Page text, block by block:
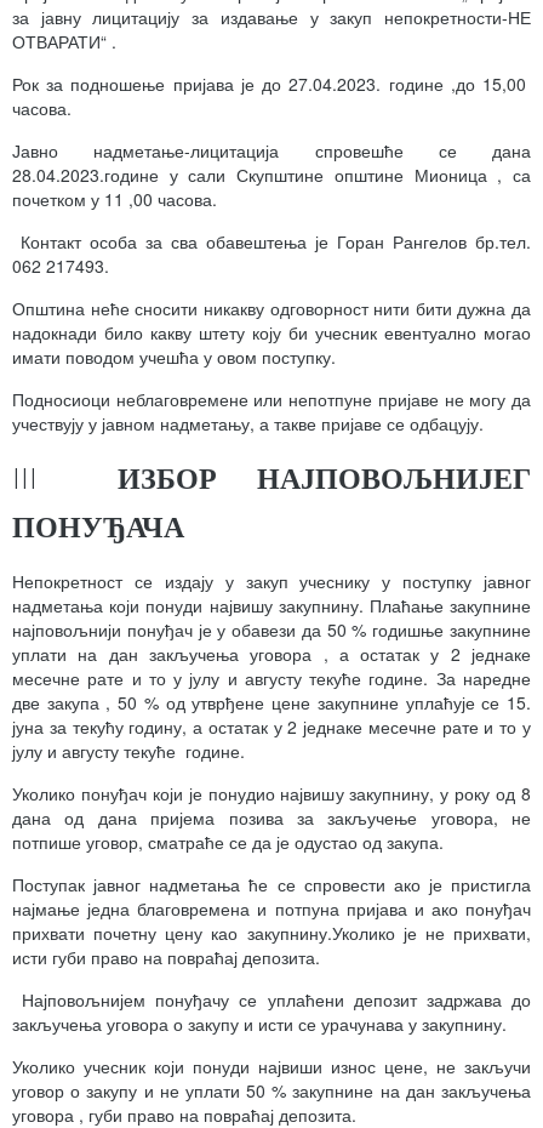
за јавну лицитацију за издавање у закуп непокретности-НЕ
ОТВАРАТИ“ .
Рок за подношење пријава је до 27.04.2023. године ,до 15,00
часова.
Јавно надметање-лицитација спровешће се дана
28.04.2023.године у сали Скупштине општине Мионица , са
почетком у 11 ,00 часова.
Контакт особа за сва обавештења је Горан Рангелов бр.тел.
062 217493.
Општина неће сносити никакву одговорност нити бити дужна да
надокнади било какву штету коју би учесник евентуално могао
имати поводом учешћа у овом поступку.
Подносиоци неблаговремене или непотпуне пријаве не могу да
учествују у јавном надметању, а такве пријаве се одбацују.
III
ИЗБОР НАЈПОВОЉНИЈЕГ
ПОНУЂАЧА
Непокретност се издају у закуп учеснику у поступку јавног
надметања који понуди највишу закупнину. Плаћање закупнине
најповољнији понуђач је у обавези да 50 % годишње закупнине
уплати на дан закључења уговора , а остатак у 2 једнаке
месечне рате и то у јулу и августу текуће године. За наредне
две закупа , 50 % од утврђене цене закупнине уплаћује се 15.
јуна за текућу годину, а остатак у 2 једнаке месечне рате и то у
јулу и августу текуће године.
Уколико понуђач који је понудио највишу закупнину, у року од 8
дана од дана пријема позива за закључење уговора, не
потпише уговор, сматраће се да је одустао од закупа.
Поступак јавног надметања ће се спровести ако је пристигла
најмање једна благовремена и потпуна пријава и ако понуђач
прихвати почетну цену као закупнину.Уколико је не прихвати,
исти губи право на повраћај депозита.
Најповољнијем понуђачу се уплаћени депозит задржава до
закључења уговора о закупу и исти се урачунава у закупнину.
Уколико учесник који понуди највиши износ цене, не закључи
уговор о закупу и не уплати 50 % закупнине на дан закључења
уговора , губи право на повраћај депозита.